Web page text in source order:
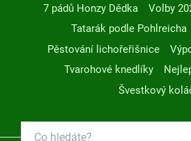
7 pádů Honzy Dědka
Volby
Tatarák podle Pohlreicha
Pěstování lichořeřišnice
Tvarohové knedlíky
Švestkový